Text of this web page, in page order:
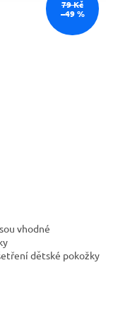
79 Kč
–49 %
vhodné
dětské pokožky